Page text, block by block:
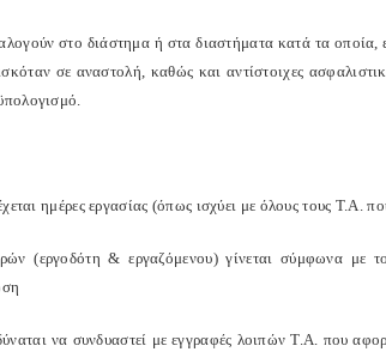
στο διάστημα ή στα διαστήματα κατά τα
σε αναστολή, καθώς και αντίστοιχες
ημέρες εργασίας (όπως ισχύει με όλους τους Τ.Α.
(εργοδότη & εργαζόμενου) γίνεται σύμφωνα με
να συνδυαστεί με εγγραφές λοιπών Τ.Α. που